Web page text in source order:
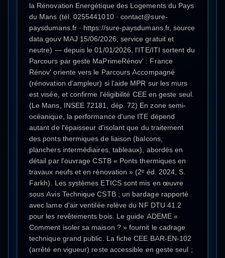
la Rénovation Energétique des Logements du Pays
du Mans (tél. 0255441010 · contact@sure-
paysdumans.fr · https://sure-paysdumans.fr, source
data.gouv MAJ 15/06/2026, service gratuit et
neutre) — depuis le 01/01/2026, l'ITE/ITI sortent du
Parcours par geste MaPrimeRénov' : France
Rénov' oriente vers le Parcours Accompagné
(rénovation d'ampleur) si l'aide MPR sur les murs
est visée, et confirme l'éligibilité CEE en geste seul.
(Le Mans, INSEE 72181, dép. 72) En zone semi-
océanique, la performance d'une ITE dépend
autant de l'épaisseur d'isolant que du traitement
des ponts thermiques de liaison (balcons,
planchers intermédiaires, tableaux), abordés en
détail par l'ouvrage CSTB « Ponts thermiques en
travaux neufs et en rénovation » (2ᵉ éd. 2024, S.
Farkh). Les systèmes ETICS sont mis en œuvre
sous Avis Technique CSTB ; un bardage rapporté
avec lame d'air ventilée relève du NF DTU 41.2
pour les revêtements bois. Le guide ADEME «
Comment isoler sa maison ? » fournit le cadrage
technique grand public. La fiche CEE BAR-EN-102
(arrêté en vigueur) reste accessible en geste seul ;